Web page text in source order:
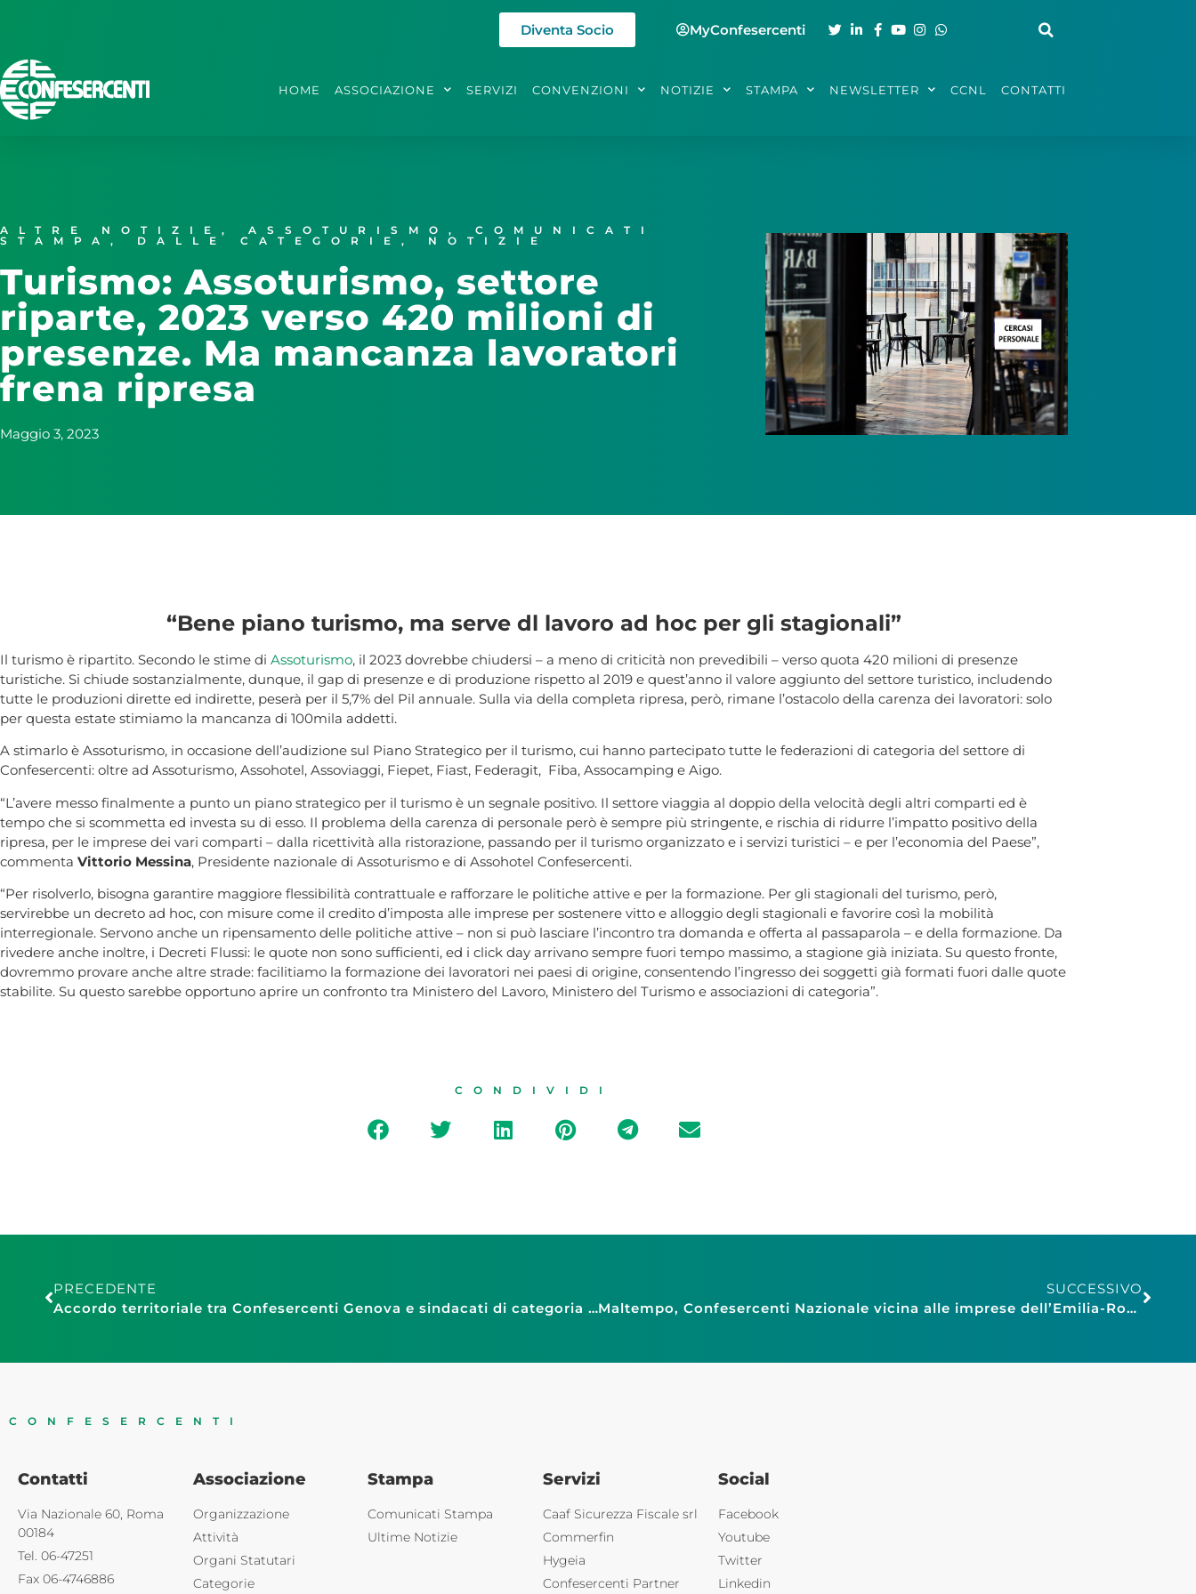
Diventa Socio MyConfesercenti
HOME ASSOCIAZIONE SERVIZI CONVENZIONI NOTIZIE STAMPA NEWSLETTER CCNL CONTATTI
ALTRE NOTIZIE , ASSOTURISMO , COMUNICATI
STAMPA , DALLE CATEGORIE , NOTIZIE
Turismo: Assoturismo, settore
riparte, 2023 verso 420 milioni di
presenze. Ma mancanza lavoratori
frena ripresa
Maggio 3, 2023
“Bene piano turismo, ma serve dl lavoro ad hoc per gli stagionali”
Il turismo è ripartito. Secondo le stime di Assoturismo, il 2023 dovrebbe chiudersi – a meno di criticità non prevedibili – verso quota 420 milioni di presenze
turistiche. Si chiude sostanzialmente, dunque, il gap di presenze e di produzione rispetto al 2019 e quest’anno il valore aggiunto del settore turistico, includendo
tutte le produzioni dirette ed indirette, peserà per il 5,7% del Pil annuale. Sulla via della completa ripresa, però, rimane l’ostacolo della carenza dei lavoratori: solo
per questa estate stimiamo la mancanza di 100mila addetti.
A stimarlo è Assoturismo, in occasione dell’audizione sul Piano Strategico per il turismo, cui hanno partecipato tutte le federazioni di categoria del settore di
Confesercenti: oltre ad Assoturismo, Assohotel, Assoviaggi, Fiepet, Fiast, Federagit, Fiba, Assocamping e Aigo.
“L’avere messo finalmente a punto un piano strategico per il turismo è un segnale positivo. Il settore viaggia al doppio della velocità degli altri comparti ed è
tempo che si scommetta ed investa su di esso. Il problema della carenza di personale però è sempre più stringente, e rischia di ridurre l’impatto positivo della
ripresa, per le imprese dei vari comparti – dalla ricettività alla ristorazione, passando per il turismo organizzato e i servizi turistici – e per l’economia del Paese”,
commenta Vittorio Messina, Presidente nazionale di Assoturismo e di Assohotel Confesercenti.
“Per risolverlo, bisogna garantire maggiore flessibilità contrattuale e rafforzare le politiche attive e per la formazione. Per gli stagionali del turismo, però,
servirebbe un decreto ad hoc, con misure come il credito d’imposta alle imprese per sostenere vitto e alloggio degli stagionali e favorire così la mobilità
interregionale. Servono anche un ripensamento delle politiche attive – non si può lasciare l’incontro tra domanda e offerta al passaparola – e della formazione. Da
rivedere anche inoltre, i Decreti Flussi: le quote non sono sufficienti, ed i click day arrivano sempre fuori tempo massimo, a stagione già iniziata. Su questo fronte,
dovremmo provare anche altre strade: facilitiamo la formazione dei lavoratori nei paesi di origine, consentendo l’ingresso dei soggetti già formati fuori dalle quote
stabilite. Su questo sarebbe opportuno aprire un confronto tra Ministero del Lavoro, Ministero del Turismo e associazioni di categoria”.
CONDIVIDI
PRECEDENTE
Accordo territoriale tra Confesercenti Genova e sindacati di categoria per l’assunzione di lavoratori stagionali nel commercio
SUCCESSIVO
Maltempo, Confesercenti Nazionale vicina alle imprese dell’Emilia-Romagna, a disposizione fondo solidale per concedere prestiti a tasso zero alle attività colpite
CONFESERCENTI
Contatti
Via Nazionale 60, Roma
00184
Tel. 06-47251
Fax 06-4746886
Associazione
Organizzazione
Attività
Organi Statutari
Categorie
Stampa
Comunicati Stampa
Ultime Notizie
Servizi
Caaf Sicurezza Fiscale srl
Commerfin
Hygeia
Confesercenti Partner
Social
Facebook
Youtube
Twitter
Linkedin